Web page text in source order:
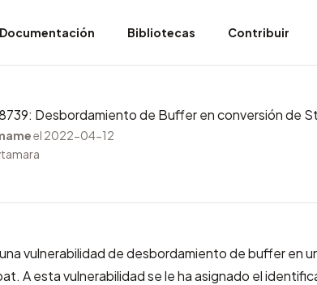
Documentación Bibliotecas Contribuir
Desbordamiento de Buffer en conversión de
el 2022-04-12
vulnerabilidad de desbordamiento de buffer en
A esta vulnerabilidad se le ha asignado el